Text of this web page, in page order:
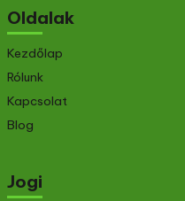
Oldalak
Kezdőlap
Rólunk
Kapcsolat
Blog
Jogi